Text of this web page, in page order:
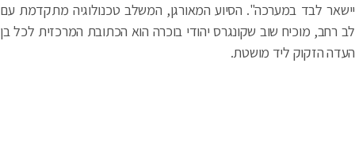
לבד במערכה". הסיוע המאורגן, המשלב טכנולוגיה מתקדמת עם
רחב, מוכיח שוב שקונגרס יהודי בוכרה הוא הכתובת המרכזית לכל בן
הזקוק ליד מושטת.